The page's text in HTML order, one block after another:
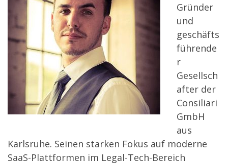
Gründer
und
geschäfts
führende
r
Gesellsch
after der
Consiliari
GmbH
aus
Karlsruhe. Seinen starken Fokus auf moderne
SaaS-Plattformen im Legal-Tech-Bereich